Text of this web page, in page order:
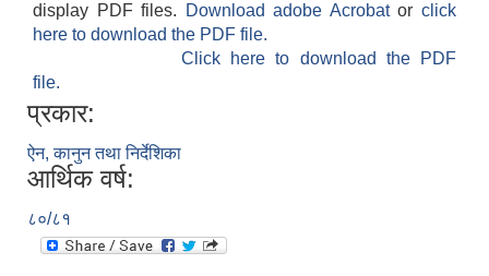
display PDF files.
Download adobe Acrobatorclick
here to download the PDF file.
Click here to download the PDF
file.
प्रकार:
ऐन, कानुन तथा निर्देशिका
आर्थिक वर्ष:
८०/८१